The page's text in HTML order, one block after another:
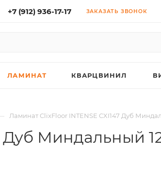
+7 (912) 936-17-17 ЗАКАЗАТЬ ЗВОНОК
ЛАМИНАТ КВАРЦВИНИЛ
Ламинат ClixFloor INTENSE CXI147 Дуб
Дуб Миндальный